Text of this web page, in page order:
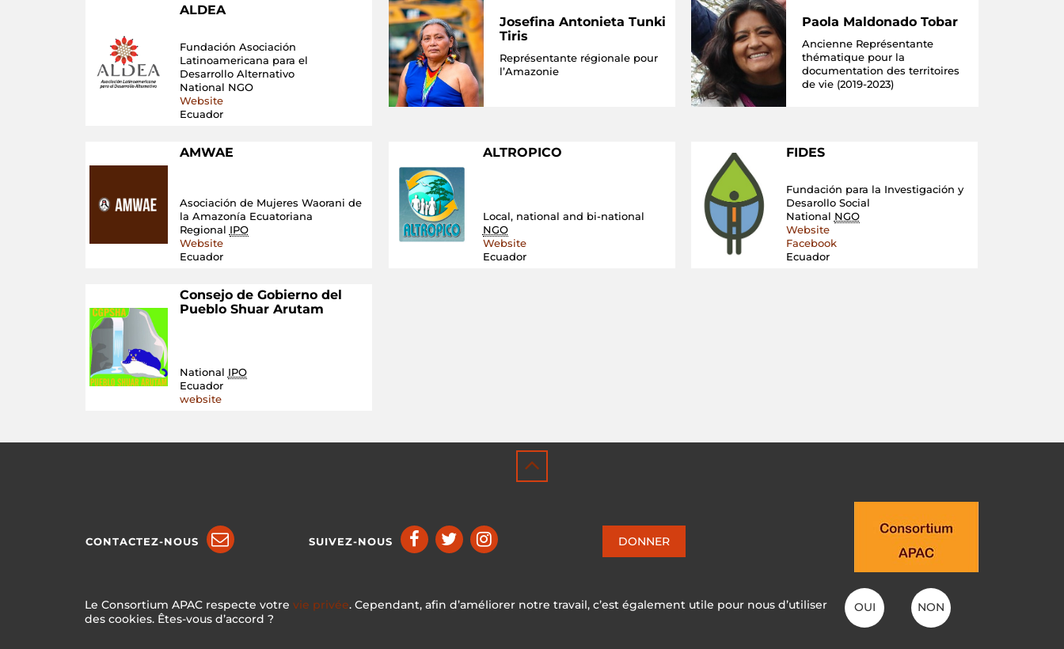
Le Consortium APAC respecte votre vie privée. Cependant, afin d’améliorer notre travail, c’est également utile pour nous d’utiliser
des cookies. Êtes-vous d’accord ?
OUI NON
ALDEA
Fundación Asociación
Latinoamericana para el
Desarrollo Alternativo
National NGO
Website
Ecuador
Josefina Antonieta Tunki
Tiris
Représentante régionale pour
l’Amazonie
Paola Maldonado Tobar
Ancienne Représentante
thématique pour la
documentation des territoires
de vie (2019-2023)
AMWAE
Asociación de Mujeres Waorani de
la Amazonía Ecuatoriana
Regional IPO
Website
Ecuador
ALTROPICO
Local, national and bi-national
NGO
Website
Ecuador
FIDES
Fundación para la Investigación y
Desarollo Social
National NGO
Website
Facebook
Ecuador
Consejo de Gobierno del
Pueblo Shuar Arutam
National IPO
Ecuador
website
CONTACTEZ-NOUS SUIVEZ-NOUS DONNER